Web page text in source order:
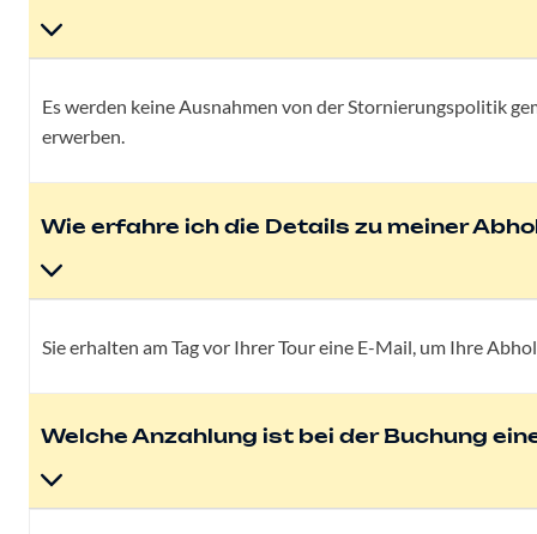
Es werden keine Ausnahmen von der Stornierungspolitik
erwerben.
Wie erfahre ich die Details zu meiner
Sie erhalten am Tag vor Ihrer Tour eine E-Mail, um Ihre
Welche Anzahlung ist bei der Buchung